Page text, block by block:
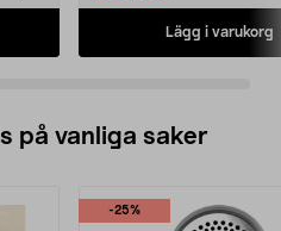
Lägg i varukorg
på vanliga saker
-25%